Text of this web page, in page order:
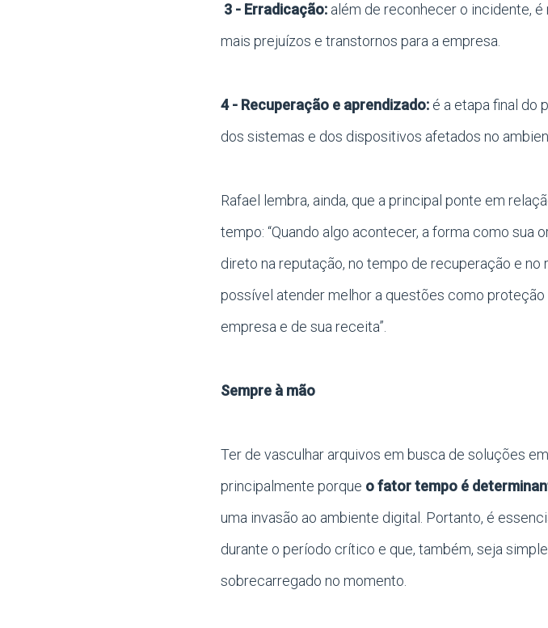
3 - Erradicação: além de reconhecer o incidente,
mais prejuízos e transtornos para a empresa.
4 - Recuperação e aprendizado: é a etapa final do
dos sistemas e dos dispositivos afetados no
Rafael lembra, ainda, que a principal ponte em
tempo: “Quando algo acontecer, a forma como
direto na reputação, no tempo de recuperação e
possível atender melhor a questões como
empresa e de sua receita”.
Sempre à mão
Ter de vasculhar arquivos em busca de soluções
principalmente porque o fatortempo é
uma invasão ao ambiente digital. Portanto, é
durante o período crítico e que, também, seja
sobrecarregado no momento.